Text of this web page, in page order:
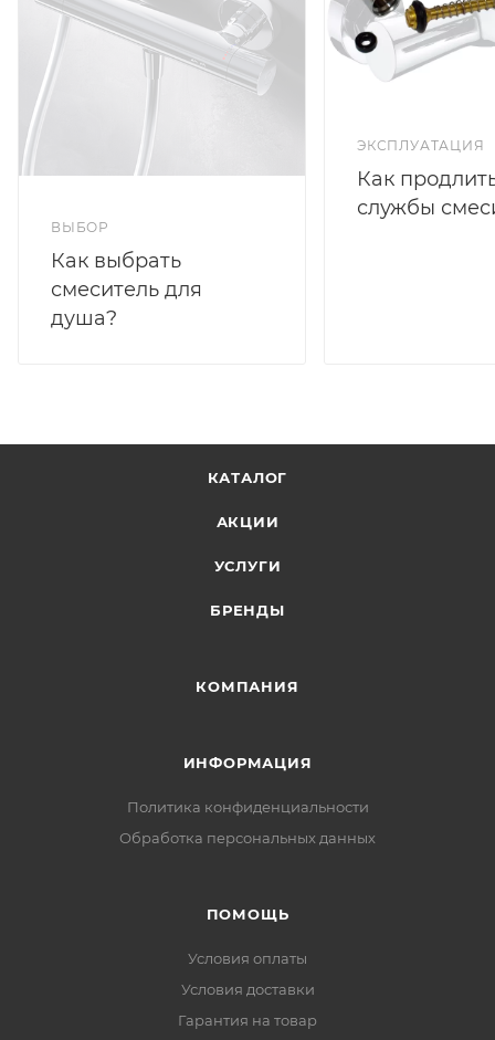
ВЫБОР
Как выбрать
смеситель для
душа?
ЭКСПЛУАТАЦИЯ
Как
службы
КАТАЛОГ
АКЦИИ
УСЛУГИ
БРЕНДЫ
КОМПАНИЯ
ИНФОРМАЦИЯ
Политика конфиденциальности
Обработка персональных данных
ПОМОЩЬ
Условия оплаты
Условия доставки
Гарантия на товар